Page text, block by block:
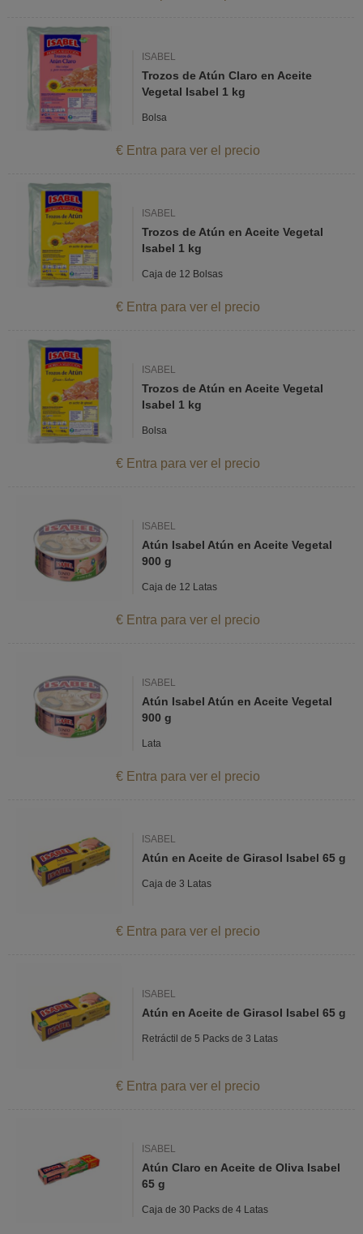
ISABEL
Trozos de Atún Claro en Aceite
Vegetal Isabel 1 kg
Bolsa
€ Entra para ver el precio
ISABEL
Trozos de Atún en Aceite Vegetal
Isabel 1 kg
Caja de 12 Bolsas
€ Entra para ver el precio
ISABEL
Trozos de Atún en Aceite Vegetal
Isabel 1 kg
Bolsa
€ Entra para ver el precio
ISABEL
Atún Isabel Atún en Aceite Vegetal
900 g
Caja de 12 Latas
€ Entra para ver el precio
ISABEL
Atún Isabel Atún en Aceite Vegetal
900 g
Lata
€ Entra para ver el precio
ISABEL
Atún en Aceite de Girasol Isabel 65 g
Caja de 3 Latas
€ Entra para ver el precio
ISABEL
Atún en Aceite de Girasol Isabel 65 g
Retráctil de 5 Packs de 3 Latas
€ Entra para ver el precio
ISABEL
Atún Claro en Aceite de Oliva Isabel
65 g
Caja de 30 Packs de 4 Latas